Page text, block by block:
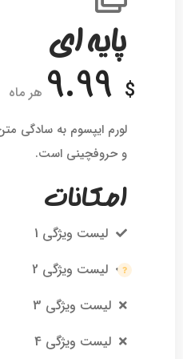
پایه ای
$
9.99 هر ماه
لورم ایپسوم به
و حروفچینی است.
امکانات
لیست ویژگی 1
لیست ویژگی 2
لیست ویژگی 3
لیست ویژگی 4